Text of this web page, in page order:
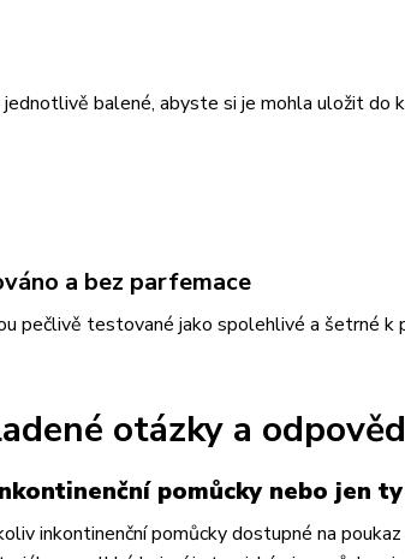
balené, abyste si je mohla uložit do
a bez parfemace
pečlivě testované jako spolehlivé a šetrné k
otázky a
pomůcky nebo jen
inkontinenční pomůcky dostupné na